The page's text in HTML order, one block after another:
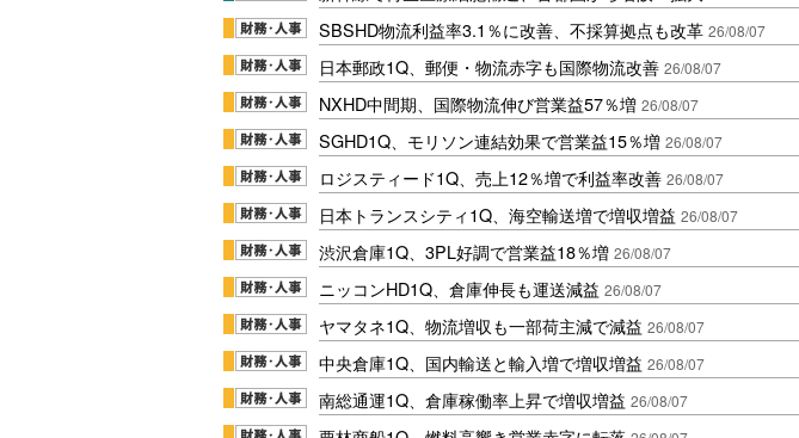
SBSHD物流利益率3.1％に改善、不採算拠点も改革 26/08/07
日本郵政1Q、郵便・物流赤字も国際物流改善 26/08/07
NXHD中間期、国際物流伸び営業益57％増 26/08/07
SGHD1Q、モリソン連結効果で営業益15％増 26/08/07
ロジスティード1Q、売上12％増で利益率改善 26/08/07
日本トランスシティ1Q、海空輸送増で増収増益 26/08/07
渋沢倉庫1Q、3PL好調で営業益18％増 26/08/07
ニッコンHD1Q、倉庫伸長も運送減益 26/08/07
ヤマタネ1Q、物流増収も一部荷主減で減益 26/08/07
中央倉庫1Q、国内輸送と輸入増で増収増益 26/08/07
南総通運1Q、倉庫稼働率上昇で増収増益 26/08/07